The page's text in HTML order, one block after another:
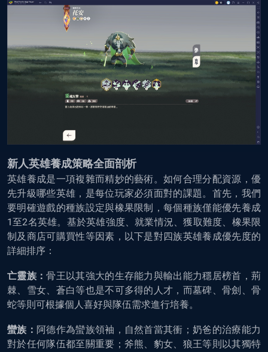
新人英雄養成策略全面剖析
英雄養成是一項複雜而精妙的藝術。如何合理分配資源，優
先升級哪些英雄，是每位玩家必須面對的課題。首先，我們
要明確遊戲的種族設定與橡果限制，每個種族僅能優先養成
1至2名英雄。基於英雄強度、就業情況、獲取難度、橡果限
制及商店可購買性等因素，以下是對四族英雄養成優先度的
詳細排序：
亡靈族：骨王以其強大的生存能力與輸出能力穩居榜首，荊
棘、雪女、蒼白等也是不可多得的人才，而墓碑、骨劍、骨
蛇等則可根據個人喜好與隊伍需求進行培養。
蠻族： 阿德作為蠻族領袖，自然首當其衝；奶爸的治療能力
對於任何隊伍都至關重要；斧熊、豹女、狼王等則以其獨特